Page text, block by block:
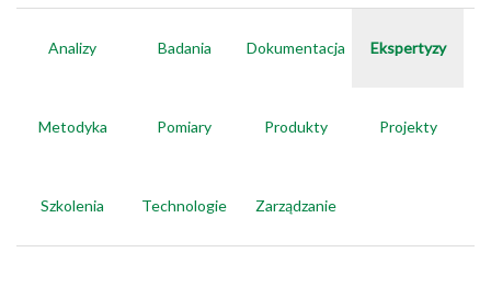
Analizy Badania Dokumentacja Ekspertyzy
Metodyka Pomiary Produkty Projekty
Szkolenia Technologie Zarządzanie